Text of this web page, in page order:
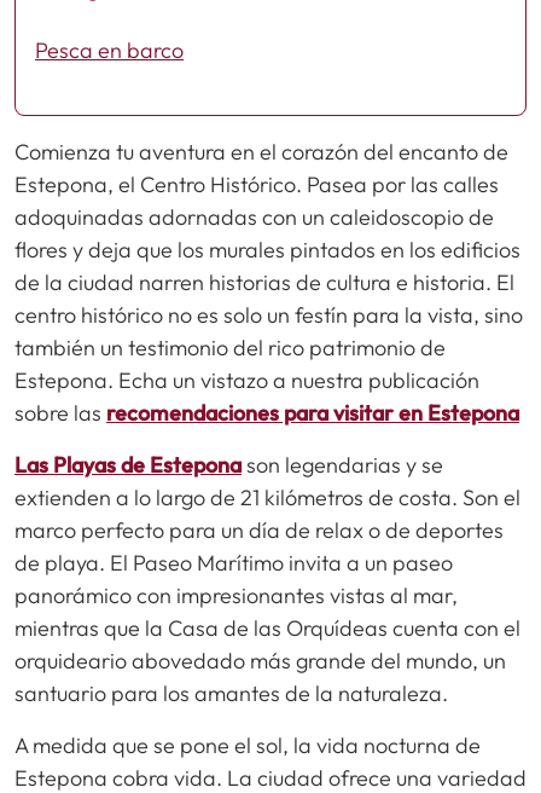
Pesca en barco
Comienza tu aventura en el corazón del encanto de
Estepona, el Centro Histórico. Pasea por las calles
adoquinadas adornadas con un caleidoscopio de
flores y deja que los murales pintados en los edificios
de la ciudad narren historias de cultura e historia. El
centro histórico no es solo un festín para la vista, sino
también un testimonio del rico patrimonio de
Estepona. Echa un vistazo a nuestra publicación
sobre las recomendaciones para visitar en Estepona
Las Playas de Esteponason legendarias y se
extienden a lo largo de 21 kilómetros de costa. Son el
marco perfecto para un día de relax o de deportes
de playa. El Paseo Marítimo invita a un paseo
panorámico con impresionantes vistas al mar,
mientras que la Casa de las Orquídeas cuenta con el
orquideario abovedado más grande del mundo, un
santuario para los amantes de la naturaleza.
A medida que se pone el sol, la vida nocturna de
Estepona cobra vida. La ciudad ofrece una variedad